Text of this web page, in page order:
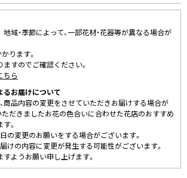
域・季節によって、一部花材・花器等が異なる場合が
ります。
すのでご確認ください。
ちら
お届けについて
商品内容の変更をさせていただきお届けする場合が
ただきましたお花の色合いに合わせた花店のおすすめ
。
の変更のお願いをする場合がございます。
けの内容に変更が発生する可能性がございます。
ようお願い申し上げます。